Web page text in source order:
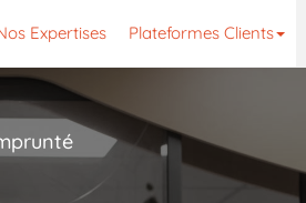
Expertises Plateformes Clients